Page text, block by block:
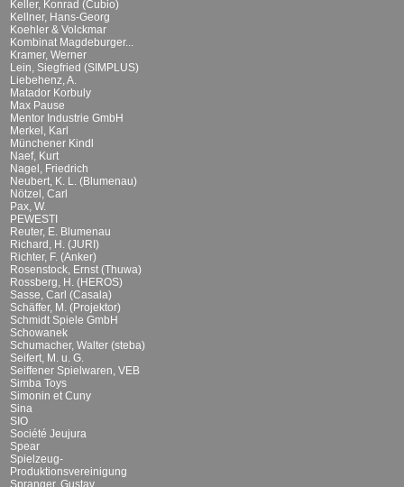
Keller, Konrad (Cubio)
Kellner, Hans-Georg
Koehler & Volckmar
Kombinat Magdeburger...
Kramer, Werner
Lein, Siegfried (SIMPLUS)
Liebehenz, A.
Matador Korbuly
Max Pause
Mentor Industrie GmbH
Merkel, Karl
Münchener Kindl
Naef, Kurt
Nagel, Friedrich
Neubert, K. L. (Blumenau)
Nötzel, Carl
Pax, W.
PEWESTI
Reuter, E. Blumenau
Richard, H. (JURI)
Richter, F. (Anker)
Rosenstock, Ernst (Thuwa)
Rossberg, H. (HEROS)
Sasse, Carl (Casala)
Schäffer, M. (Projektor)
Schmidt Spiele GmbH
Schowanek
Schumacher, Walter (steba)
Seifert, M. u. G.
Seiffener Spielwaren, VEB
Simba Toys
Simonin et Cuny
Sina
SIO
Société Jeujura
Spear
Spielzeug-
Produktionsvereinigung
Spranger, Gustav